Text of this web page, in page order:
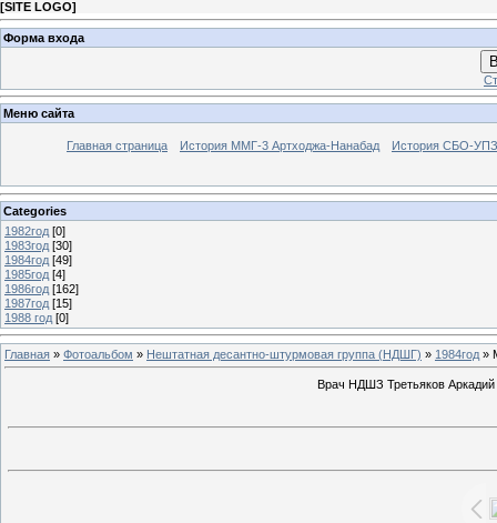
[SITE LOGO]
Форма входа
Меню сайта
Главная страница История ММГ-3 Артходжа-Нанабад История СБО-УПЗ
Categories
1982год [0]
1983год [30]
1984год [49]
1985год [4]
1986год [162]
1987год [15]
1988 год [0]
Главная » Фотоальбом » Нештатная десантно-штурмовая группа (НДШГ) » 1984год »
Врач НДШЗ Третьяков